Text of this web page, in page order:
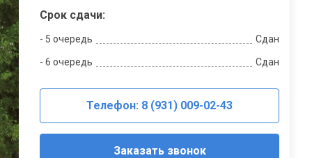
Срок сдачи:
- 5 очередь Сдан
- 6 очередь Сдан
Телефон: 8 (931) 009-02-43
Заказать звонок